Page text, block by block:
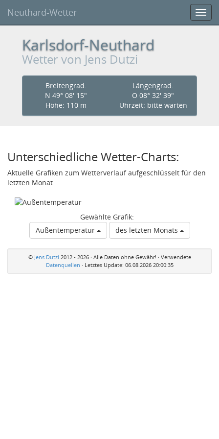
Neuthard-Wetter
Karlsdorf-Neuthard
Wettervon Jens Dutzi
Breitengrad:
N 49° 08' 15"
Längengrad:
O 08° 32' 39"
Höhe: 110 m Uhrzeit: bitte warten
Unterschiedliche Wetter-Charts:
Aktuelle Grafiken zum Wetterverlauf aufgeschlüsselt für den
letzten Monat
Gewählte Grafik:
Außentemperatur
des letzten Monats
© Jens Dutzi 2012 - 2026 · Alle Daten ohne Gewähr! · Verwendete
Datenquellen · Letztes Update: 06.08.2026 20:00:35